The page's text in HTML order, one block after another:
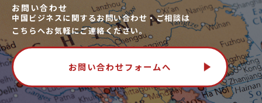
お問い合わせ
中国ビジネスに関するお問い合わせ・ご相談は
こちらへお気軽にご連絡ください。
お問い合わせフォームへ